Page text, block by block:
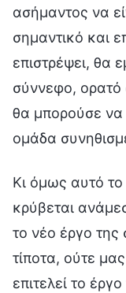
ασήμαντος να
σημαντικό και
επιστρέψει, θα
σύννεφο, ορατό
θα μπορούσε να
ομάδα
Κι όμως αυτό
κρύβεται
το νέο έργο της
τίποτα, ούτε
επιτελεί το